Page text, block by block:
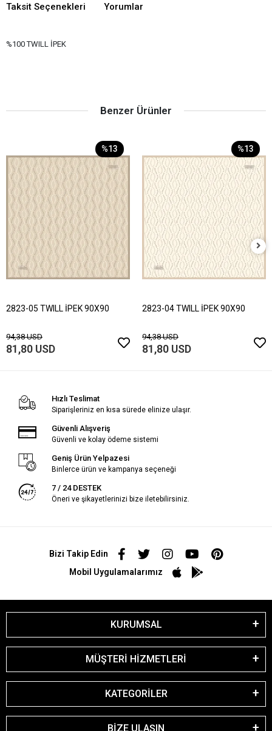
Taksit Seçenekleri Yorumlar
%100 TWILL İPEK
Benzer Ürünler
%13
2823-05 TWILL İPEK 90X90
94,38 USD
81,80 USD
%13
2823-04 TWILL İPEK 90X90
94,38 USD
81,80 USD
Hızlı Teslimat
Siparişleriniz en kısa sürede elinize ulaşır.
Güvenli Alışveriş
Güvenli ve kolay ödeme sistemi
Geniş Ürün Yelpazesi
Binlerce ürün ve kampanya seçeneği
7 / 24 DESTEK
Öneri ve şikayetlerinizi bize iletebilirsiniz.
Bizi Takip Edin
Mobil Uygulamalarımız
KURUMSAL
MÜŞTERİ HİZMETLERİ
KATEGORİLER
BİZE ULAŞIN